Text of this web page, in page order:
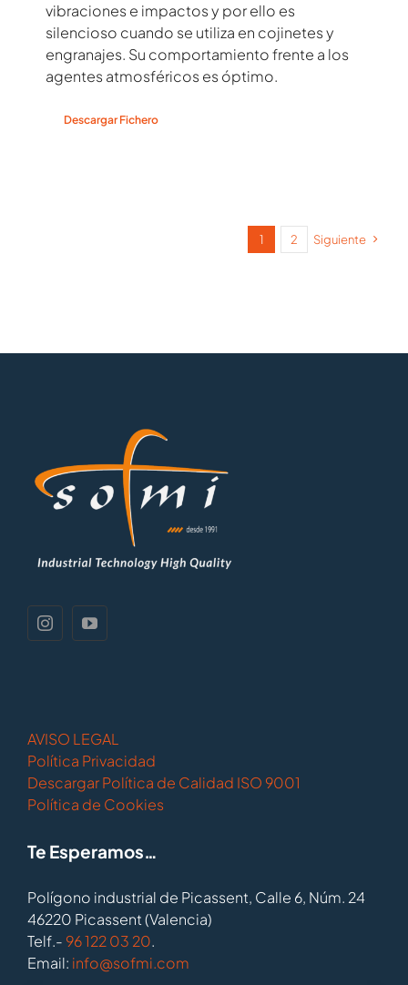
vibraciones e impactos y por ello es
silencioso cuando se utiliza en cojinetes y
engranajes. Su comportamiento frente a los
agentes atmosféricos es óptimo.
Descargar Fichero
1 2 Siguiente
AVISO LEGAL
Política Privacidad
Descargar Política de Calidad ISO 9001
Política de Cookies
Te Esperamos…
Polígono industrial de Picassent, Calle 6, Núm. 24
46220 Picassent (Valencia)
Telf.- 96 122 03 20.
Email: info@sofmi.com